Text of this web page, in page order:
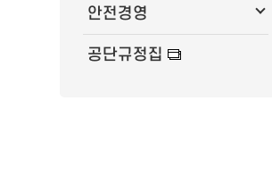
안전경영
공단규정집